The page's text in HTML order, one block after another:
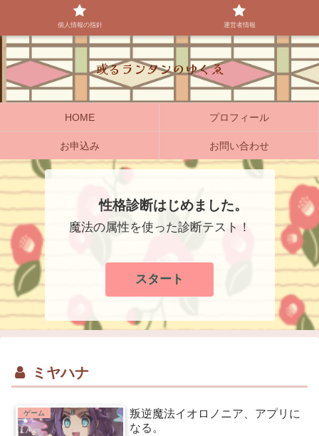
或るランタンのゆくゑ
HOME プロフィール
お申込み お問い合わせ
性格診断はじめました。
魔法の属性を使った診断テスト！
スタート
ミヤハナ
ゲーム
叛逆魔法イオロノニア、アプリに
なる。
個人情報の指針 運営者情報